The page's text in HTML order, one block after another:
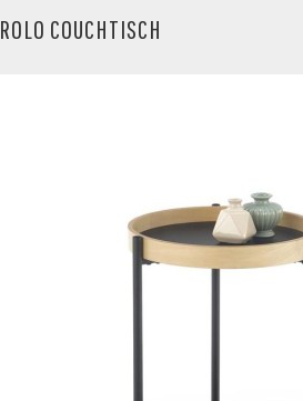
ROLO COUCHTISCH